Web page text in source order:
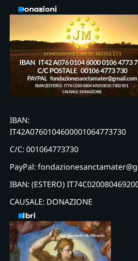
Donazioni
IBAN:
IT42A0760104600001064773730
C/C: 001064773730
PayPal:
IBAN: (ESTERO)
CAUSALE: DONAZIONE
Libri